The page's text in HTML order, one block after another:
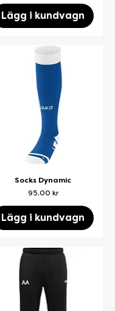
Lägg i kundvagn
Socks Dynamic
Pris
95,00 kr
Lägg i kundvagn